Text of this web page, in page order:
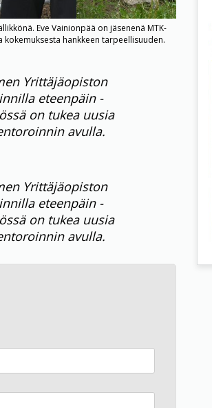
Eve Vainionpää on jäsenenä MTK-
hankkeen tarpeellisuuden.
Yrittäjäopiston
eteenpäin -
on tukea uusia
avulla.
Yrittäjäopiston
eteenpäin -
on tukea uusia
avulla.